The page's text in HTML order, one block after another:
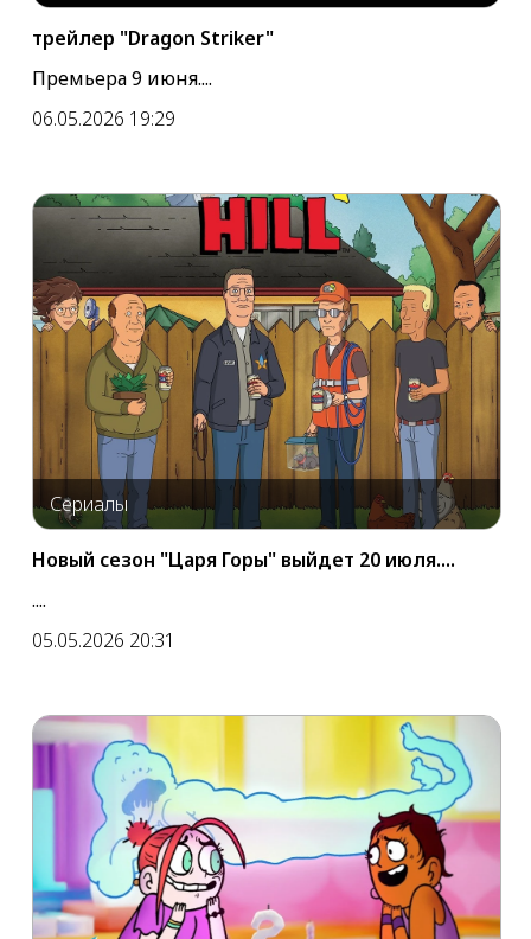
трейлер "Dragon Striker"
Премьера 9 июня....
06.05.2026 19:29
Сериалы
Новый сезон "Царя Горы" выйдет 20 июля....
....
05.05.2026 20:31